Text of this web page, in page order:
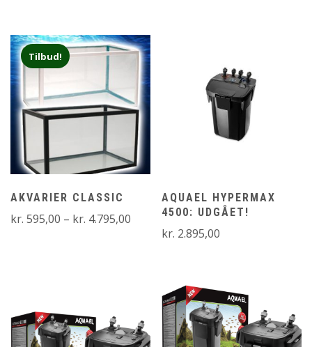
Tilbud!
AKVARIER CLASSIC
kr. 595,00 – kr. 4.795,00 Prisinterval:
kr. 595,00
AQUAEL HYPERMAX
4500: UDGÅET!
kr. 2.895,00